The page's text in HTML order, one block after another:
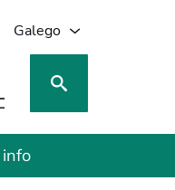
tab
a new tab
in a new tab
Galego